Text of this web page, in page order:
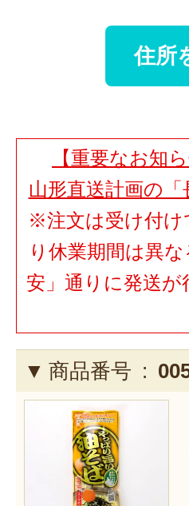
住所
【重要なお知
山形直送計画の
※注文は受け付け
り休業期間は異
安」通りに発送
商品番号 :